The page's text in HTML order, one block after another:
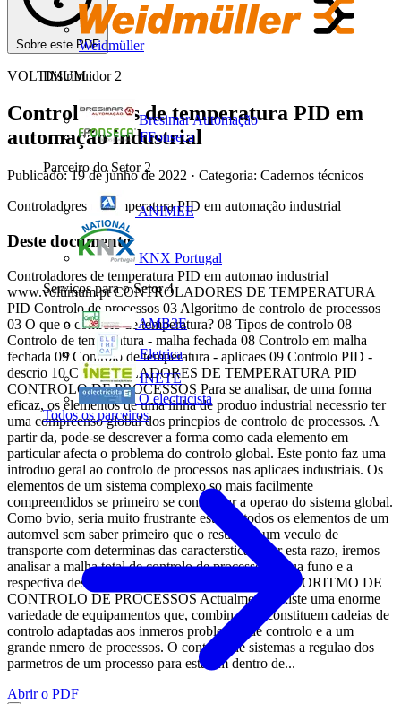
Weidmüller
Distribuidor 2
Bresimar Automação
FFonseca
Parceiro do Setor 2
ANIMEE
KNX Portugal
Serviços para o Setor 4
AMB3E
Eletrica
INETE
O electricista
Todos os parceiros
Sobre este PDF
VOLTIMUM
Controladores de temperatura PID em
automação industrial
Publicado: 19 de junho de 2022 · Categoria: Cadernos técnicos
Controladores de temperatura PID em automação industrial
Deste documento
Controladores de temperatura PID em automao industrial
www.voltimum.pt CONTROLADORES DE TEMPERATURA
PID Controlo de processos 03 Algoritmo de controlo de processos
03 O que o controlo de temperatura? 08 Tipos de controlo 08
Controlo de temperatura - malha fechada 08 Controlo em malha
fechada 09 Controlo de temperatura - aplicaes 09 Controlo PID -
descrio 10 CONTROLADORES DE TEMPERATURA PID
CONTROLO DE PROCESSOS Para se analisar, de uma forma
eficaz, os elementos de uma linha de produo industrial necessrio ter
uma compreenso global dos princpios de controlo de processos. A
partir da, pode-se descrever a forma como cada elemento em
particular afecta o problema do controlo global. Este ponto faz uma
introduo geral ao controlo de processos nas aplicaes industriais. Os
elementos de um sistema complexo so mais facilmente
compreendidos se primeiro se considerar a operao do sistema global.
Como bvio, seria muito frustrante estudar todos os elementos de um
automvel sem saber primeiro que o resultado um veculo de
transporte com determinas das caractersticas. Por esta razo, iremos
analisar a malha total de controlo de processos, a sua funo e a
respectiva descrio das partes que a constituem. ALGORITMO DE
CONTROLO DE PROCESSOS Actualmente existe uma enorme
variedade de equipamentos que, combinados, constituem cadeias de
controlo adaptadas aos inmeros problemas de controlo e a um
grande nmero de processos. O controlo de sistemas a regulao dos
parmetros de um processo para estarem dentro de...
Abrir o PDF